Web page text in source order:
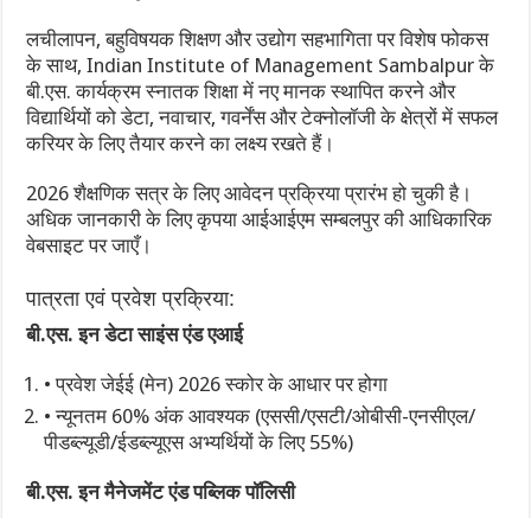
लचीलापन, बहुविषयक शिक्षण और उद्योग सहभागिता पर विशेष फोकस
के साथ, Indian Institute of Management Sambalpur के
बी.एस. कार्यक्रम स्नातक शिक्षा में नए मानक स्थापित करने और
विद्यार्थियों को डेटा, नवाचार, गवर्नेंस और टेक्नोलॉजी के क्षेत्रों में सफल
करियर के लिए तैयार करने का लक्ष्य रखते हैं।
2026 शैक्षणिक सत्र के लिए आवेदन प्रक्रिया प्रारंभ हो चुकी है।
अधिक जानकारी के लिए कृपया आईआईएम सम्बलपुर की आधिकारिक
वेबसाइट पर जाएँ।
पात्रता एवं प्रवेश प्रक्रिया:
बी.एस. इन डेटा साइंस एंड एआई
• प्रवेश जेईई (मेन) 2026 स्कोर के आधार पर होगा
• न्यूनतम 60% अंक आवश्यक (एससी/एसटी/ओबीसी-एनसीएल/
पीडब्ल्यूडी/ईडब्ल्यूएस अभ्यर्थियों के लिए 55%)
बी.एस. इन मैनेजमेंट एंड पब्लिक पॉलिसी